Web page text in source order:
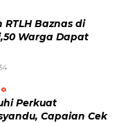
Baznas di
Warga Dapat
Perkuat
Capaian Cek